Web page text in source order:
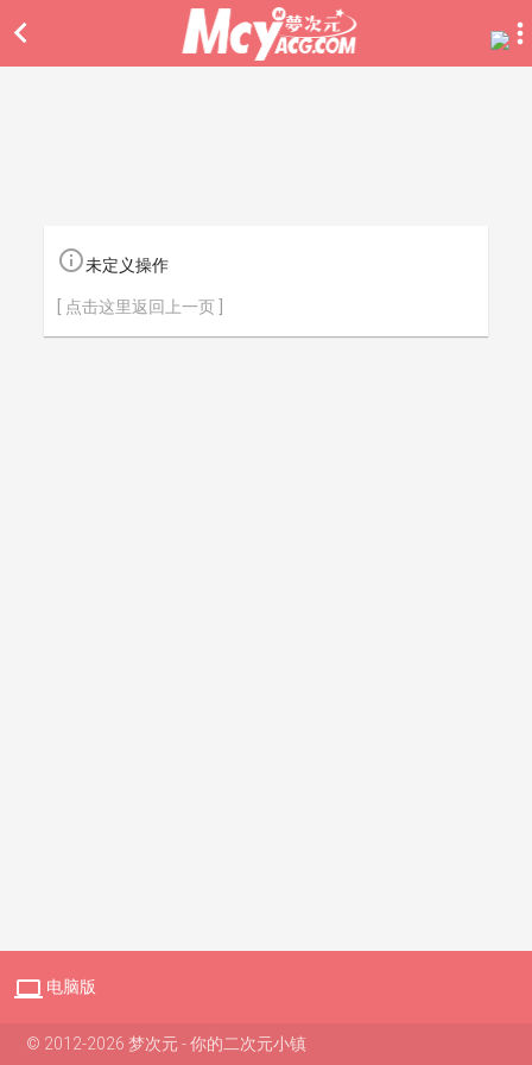

未定义操作
[ 点击这里返回上一页 ]
 电脑版
© 2012-2026 梦次元 - 你的二次元小镇